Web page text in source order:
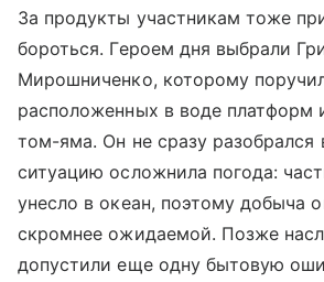
За продукты участникам тоже
бороться. Героем дня выбрали
Мирошниченко, которому
расположенных в воде платформ
том-яма. Он не сразу разобрался
ситуацию осложнила погода:
унесло в океан, поэтому добыча
скромнее ожидаемой. Позже
допустили еще одну бытовую